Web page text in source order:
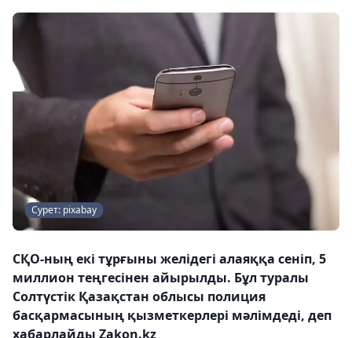
Сурет: pixabay
СҚО-ның екі тұрғыны желідегі алаяққа сеніп, 5
миллион теңгесінен айырылды. Бұл туралы
Солтүстік Қазақстан облысы полиция
басқармасының қызметкерлері мәлімдеді, деп
хабарлайды Zakon.kz